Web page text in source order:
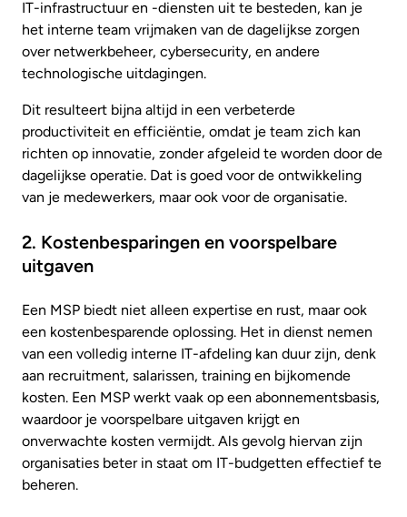
IT-infrastructuur en -diensten uit te besteden, kan je
het interne team vrijmaken van de dagelijkse zorgen
over netwerkbeheer, cybersecurity, en andere
technologische uitdagingen.
Dit resulteert bijna altijd in een verbeterde
productiviteit en efficiëntie, omdat je team zich kan
richten op innovatie, zonder afgeleid te worden door de
dagelijkse operatie. Dat is goed voor de ontwikkeling
van je medewerkers, maar ook voor de organisatie.
2. Kostenbesparingen en voorspelbare
uitgaven
Een MSP biedt niet alleen expertise en rust, maar ook
een kostenbesparende oplossing. Het in dienst nemen
van een volledig interne IT-afdeling kan duur zijn, denk
aan recruitment, salarissen, training en bijkomende
kosten. Een MSP werkt vaak op een abonnementsbasis,
waardoor je voorspelbare uitgaven krijgt en
onverwachte kosten vermijdt. Als gevolg hiervan zijn
organisaties beter in staat om IT-budgetten effectief te
beheren.